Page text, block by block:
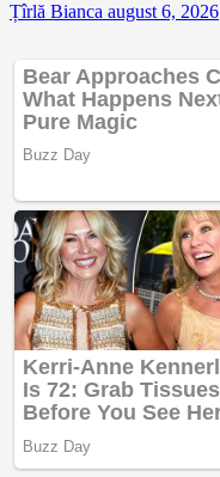
Țîrlă Bianca august 6, 2026